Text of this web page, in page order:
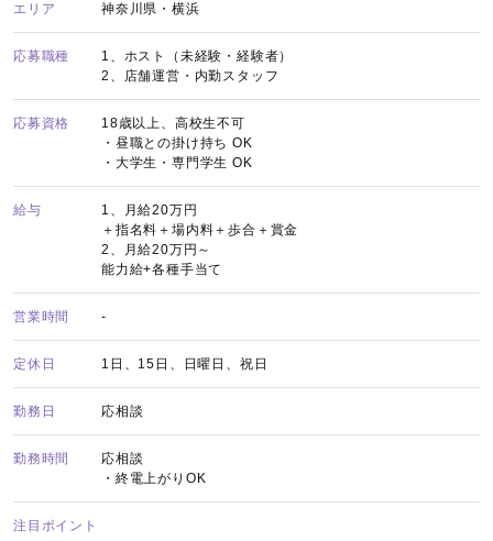
エリア 神奈川県・横浜
応募職種
1、ホスト（未経験・経験者）
2、店舗運営・内勤スタッフ
応募資格
18歳以上、高校生不可
・昼職との掛け持ち OK
・大学生・専門学生 OK
給与
1、月給20万円
＋指名料＋場内料＋歩合＋賞金
2、月給20万円～
能力給+各種手当て
営業時間 -
定休日 1日、15日、日曜日、祝日
勤務日 応相談
勤務時間
応相談
・終電上がりOK
注目ポイント